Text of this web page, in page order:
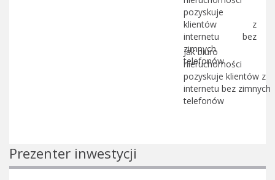
Jak biuro
nieruchomości
pozyskuje klientów z
internetu bez zimnych
telefonów
Prezenter inwestycji